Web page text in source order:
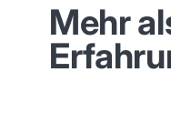
Mehr